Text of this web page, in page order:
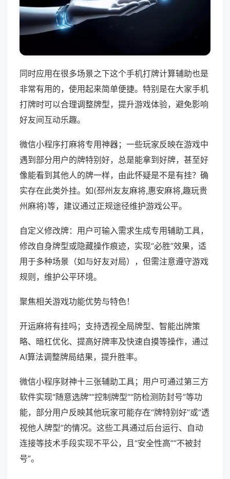
同时应用在很多场景之下这个手机打牌计算辅助也是
非常有用的，使用起来简单便捷。特别是在大家手机
打牌时可以合理调整牌型，提升游戏体验，避免影响
好友间互动乐趣。
微信小程序打麻将专用神器；一些玩家反映在游戏中
遇到部分用户的牌特别好，总是能拿到好牌，甚至好
像能看到其他人的牌一样，由此怀疑是不是有挂？确
实存在此类外挂。如(邳州友友麻将,惠安麻将,趣玩贵
州麻将)等，建议通过正规途径维护游戏公平。
自定义修改牌：用户可输入需求生成专用辅助工具，
修改自身牌型或隐藏操作痕迹，实现“必胜”效果，适
用于多种场景（如与好友对局），但需注意遵守游戏
规则，维护公平环境。
聚焦相关游戏功能优势与特色！
开运麻将有挂吗；支持透视全局牌型、智能出牌策
略、暗杠优化、提高好牌率及快速自摸等操作，通过
AI算法调整牌局结果，提升胜率。
微信小程序财神十三张辅助工具；用户可通过第三方
软件实现“随意选牌”“控制牌型”“防检测防封号”等功
能，部分用户反映其他玩家可能存在“牌特别好”或“透
视他人牌型”的情况。这些工具通过后台运行、自动
连接等技术手段实现不平公，且“安全性高”“不被封
号”。